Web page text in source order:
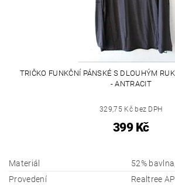
TRIČKO FUNKČNÍ PÁNSKÉ S DLOUHÝM
- ANTRACIT
329,75 Kč bez DPH
399 Kč
Materiál
52%
Provedení
Realtree AP